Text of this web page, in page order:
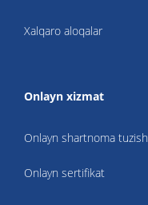
Xalqaro aloqalar
Onlayn xizmat
Onlayn shartnoma tuzish
Onlayn sertifikat